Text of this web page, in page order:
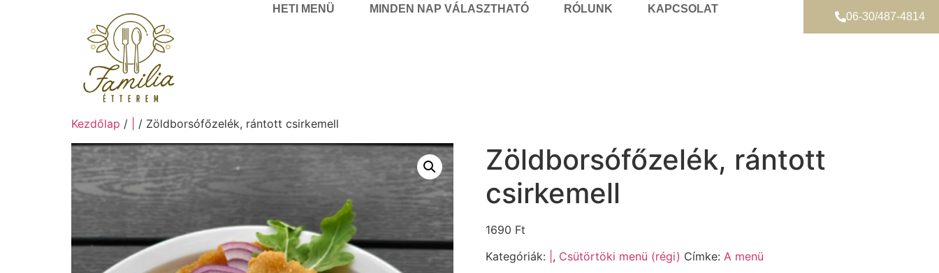
HETI MENÜ MINDEN NAP VÁLASZTHATÓ RÓLUNK KAPCSOLAT
06-30/487-4814
Kezdőlap / / Zöldborsófőzelék, rántott csirkemell
Zöldborsófőzelék, rántott
csirkemell
1690 Ft
Kategóriák: , Csütörtöki menü (régi) Címke: A menü